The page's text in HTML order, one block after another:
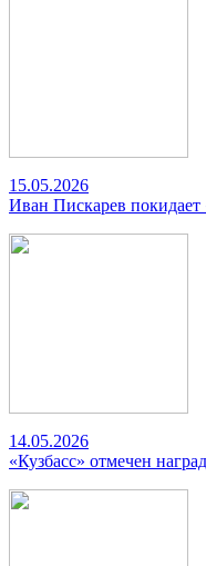
15.05.2026
Иван Пискарев покидает
14.05.2026
«Кузбасс» отмечен